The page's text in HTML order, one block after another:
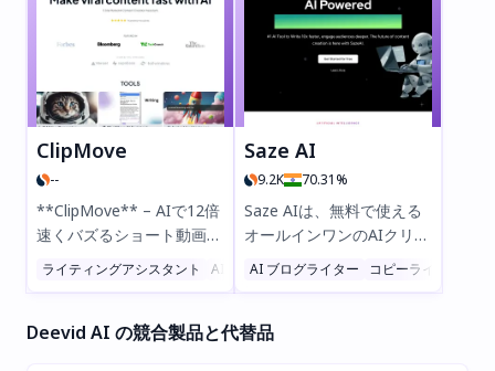
を使用して、画像解像度の
向上、顔の補正、アニメ風
アートの生成、写真を絵画
風に変換することが可能で
す。高速で簡単、かつ安全
に利用できるため、デザイ
ナーやクリエイターに最適
です。今すぐCre8tiveAIを
お試しください！
較できます。時間を節約
し、包括的な回答を即座に
得ることが可能。研究者や
マルチタスクをこなす方に
最適です。よりスマートな
AllSeekを今日お試しくだ
さい！
ClipMove
--
**ClipMove** – AIで12倍
速くバズるショート動画を
作成！ダイナミックなキャ
プション、高品質なBロー
ント向上。スキル不要で
ライティングアシスタント AI コンテンツジェネレーター テキストから画
Saze AI
9.2K 70.31%
Saze AIは、無料で使える
オールインワンのAIクリエ
イティブハブです。文章作
成、画像生成、写真編集を
実現。AIテキスト生成、テ
AI ブログライター コピーライティング
Deevid AI の競合製品と代替品